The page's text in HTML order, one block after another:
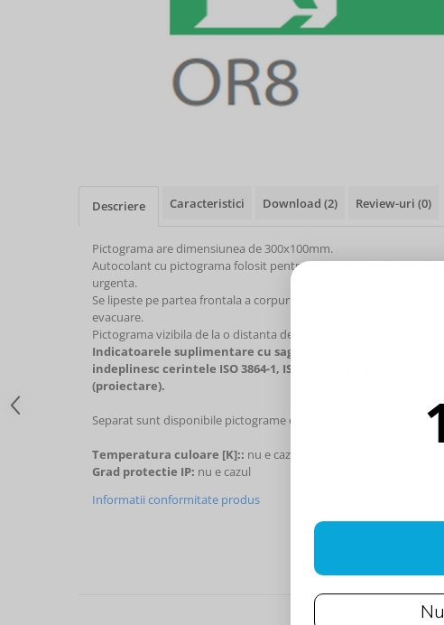
Descriere Caracteristici Download (2) Review-uri (0)
Pictograma are dimensiunea de 300x100mm.
Autocolant cu pictograma folosit pentru marcarea si
urgenta.
Se lipeste pe partea frontala a corpurilor de iluminat de siguranta
evacuare.
Pictograma vizibila de la o distanta de 20 metri liniari.
Indicatoarele suplimentare cu sageti necesare pentru
indeplinesc cerintele ISO 3864-1, ISO 3864-4 (proprietati
(proiectare).
Separat sunt disponibile pictograme diverse din
Temperatura culoare [K]:: nu e cazul
Grad protectie IP: nu e cazul
Informatii conformitate produs